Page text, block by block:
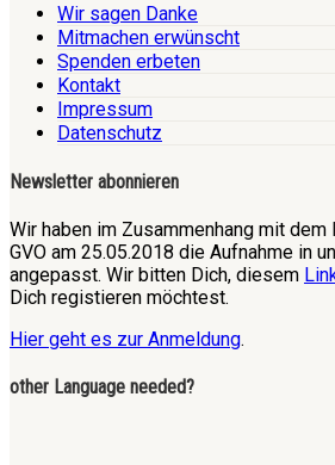
Wir sagen Danke
Mitmachen erwünscht
Spenden erbeten
Kontakt
Impressum
Datenschutz
Newsletter abonnieren
Wir haben im Zusammenhang mit
GVO am 25.05.2018 die Aufnahme in
angepasst. Wir bitten Dich, diesem
Dich registieren möchtest.
Hier geht es zur Anmeldung.
other Language needed?